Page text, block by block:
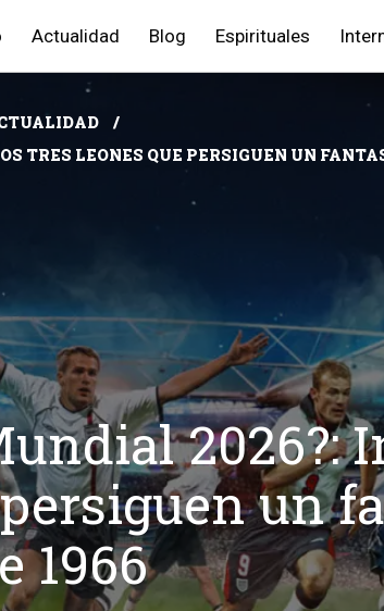
Actualidad Blog Espirituales
TRES LEONES QUE PERSIGUEN UN
2026?:
un
1966